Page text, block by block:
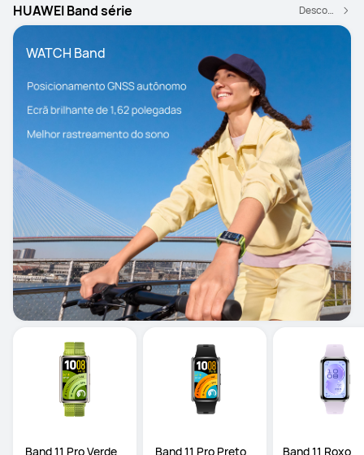
HUAWEI Band série Descobrir mais
Band 11 Pro Verde Band 11 Pro Preto